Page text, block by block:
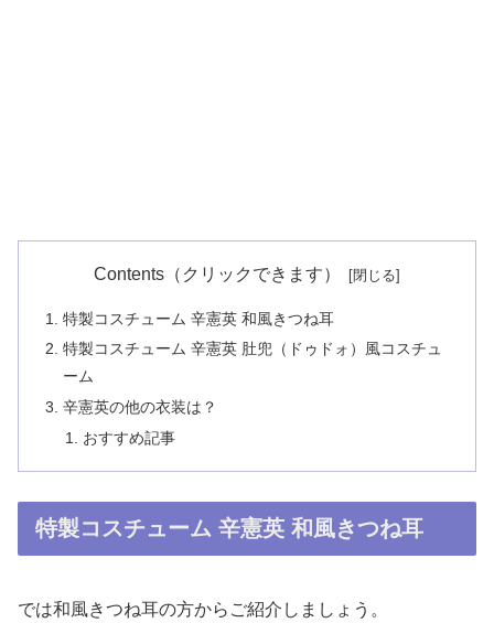
Contents（クリックできます）
特製コスチューム 辛憲英 和風きつね耳
特製コスチューム 辛憲英 肚兜（ドゥドォ）風コスチュ
ーム
辛憲英の他の衣装は？
おすすめ記事
特製コスチューム 辛憲英 和風きつね耳
では和風きつね耳の方からご紹介しましょう。